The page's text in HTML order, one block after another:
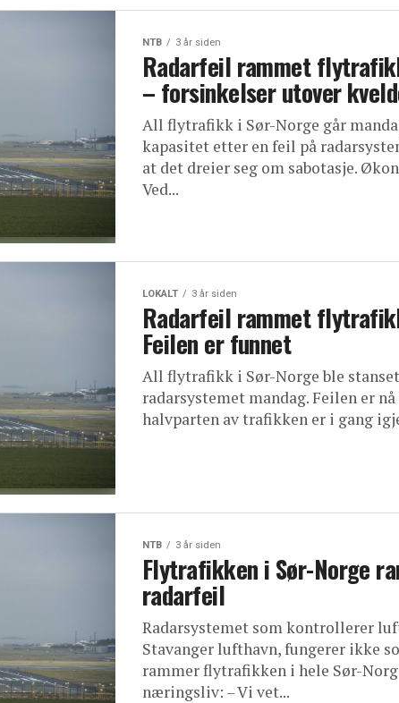
NTB 3 år siden
Radarfeil rammet
– forsinkelser utover
All flytrafikk i Sør-Norge går
kapasitet etter en feil på
at det dreier seg om sabotasje.
Ved...
LOKALT 3 år siden
Radarfeil rammet
Feilen er funnet
All flytrafikk i Sør-Norge ble
radarsystemet mandag. Feilen er
halvparten av trafikken er i gang
NTB 3 år siden
Flytrafikken i Sør-Norge
radarfeil
Radarsystemet som kontrollerer
Stavanger lufthavn, fungerer ikke
rammer flytrafikken i hele Sør-
næringsliv: – Vi vet...